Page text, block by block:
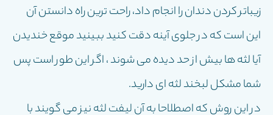
زیباتر کردن دندان را انجام داد، راحت ترین راه دانستن آن
این است که در جلوی آینه دقت کنید ببینید موقع خندیدن
آیا لثه ها بیش از حد دیده می شوند ، اگر این طور است پس
شما مشکل لبخند لثه ای دارید.
در این روش که اصطلاحا به آن لیفت لثه نیز می گویند با